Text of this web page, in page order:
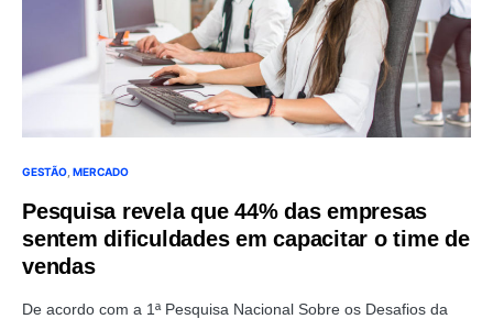
GESTÃO MERCADO
Pesquisa revela que 44% das empresas
sentem dificuldades em capacitar o time de
vendas
De acordo com a 1ª Pesquisa Nacional Sobre os Desafios da